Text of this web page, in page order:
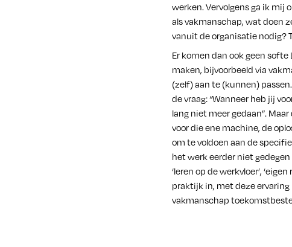
werken. Vervolgens ga ik mij
als vakmanschap, wat doen
vanuit de organisatie nodig?
Er komen dan ook geen
maken, bijvoorbeeld via
(zelf) aan te (kunnen)
de vraag: “Wanneer heb jij
lang niet meer gedaan”.
voor die ene machine, de
om te voldoen aan de
het werk eerder niet
‘leren op de werkvloer’,
praktijk in, met deze
vakmanschap